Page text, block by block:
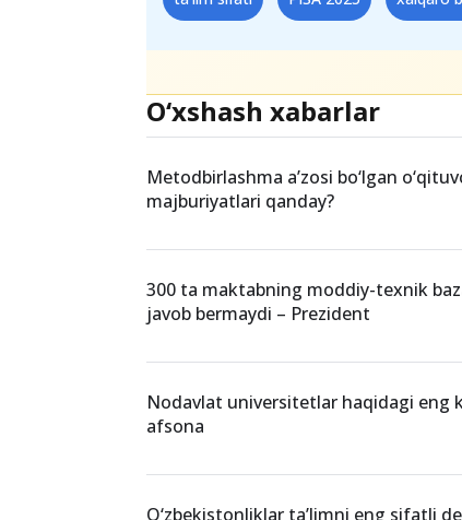
Teglar
majburiyatlari qanday?
javob bermaydi – Prezident